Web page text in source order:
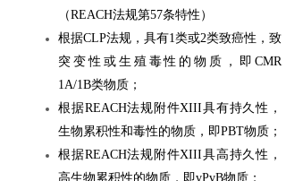
（REACH法规第57条特性）
根据CLP法规，具有1类或2类致癌性，致
突变性或生殖毒性的物质，即CMR
1A/1B类物质；
根据REACH法规附件XIII具有持久性，
生物累积性和毒性的物质，即PBT物质；
根据REACH法规附件XIII具高持久性，
高生物累积性的物质，即vPvB物质；